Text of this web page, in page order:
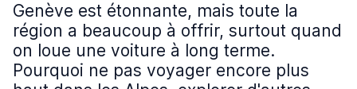
Genève est étonnante, mais toute la
région a beaucoup à offrir, surtout quand
on loue une voiture à long terme.
Pourquoi ne pas voyager encore plus